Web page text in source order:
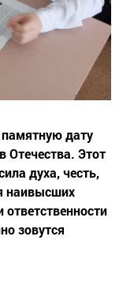
дату
Отечества. Этот
духа, честь,
наивысших
ответственности
зовутся